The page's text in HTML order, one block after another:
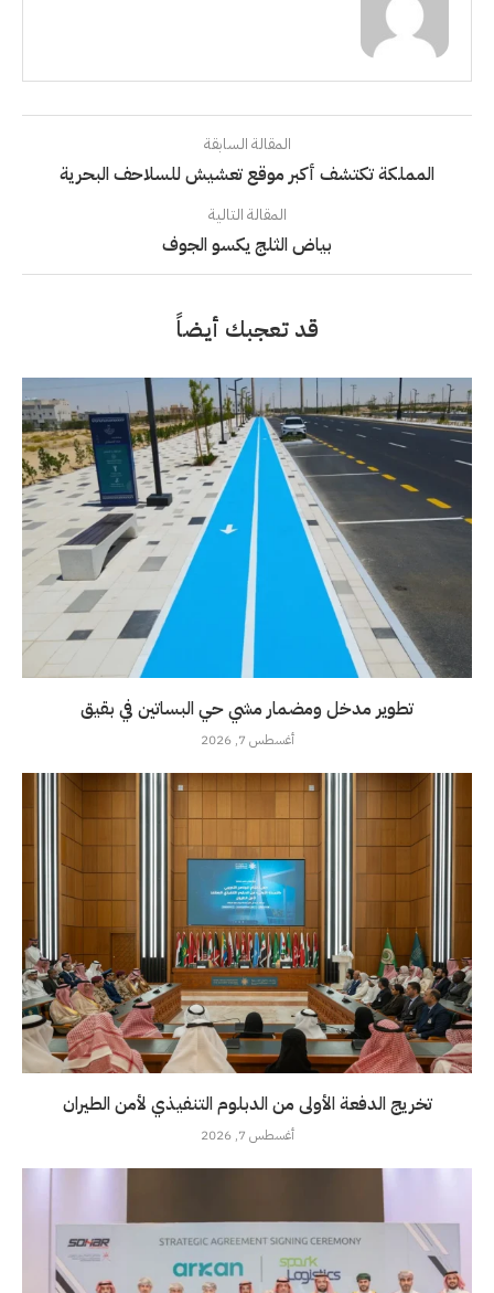
المقالة السابقة
المملكة تكتشف أكبر موقع تعشيش للسلاحف البحرية
المقالة التالية
بياض الثلج يكسو الجوف
قد تعجبك أيضاً
تطوير مدخل ومضمار مشي حي البساتين في بقيق
أغسطس 7, 2026
تخريج الدفعة الأولى من الدبلوم التنفيذي لأمن الطيران
أغسطس 7, 2026